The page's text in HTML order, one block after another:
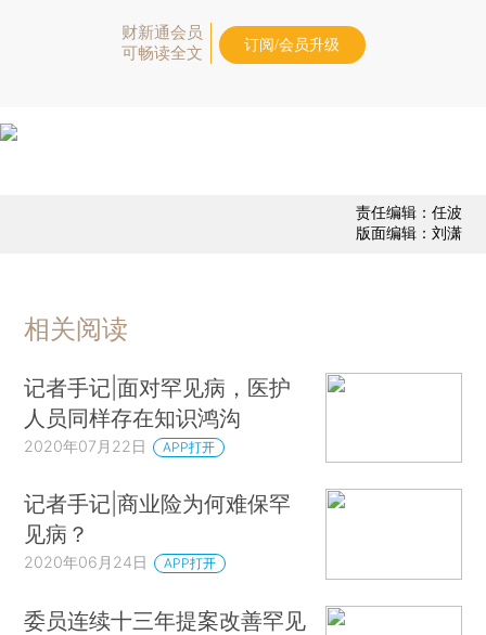
财新通会员
可畅读全文
订阅/会员升级
责任编辑：任波
版面编辑：刘潇
相关阅读
记者手记|面对罕见病，医护
人员同样存在知识鸿沟
2020年07月22日 APP打开
记者手记|商业险为何难保罕
见病？
2020年06月24日 APP打开
委员连续十三年提案改善罕见